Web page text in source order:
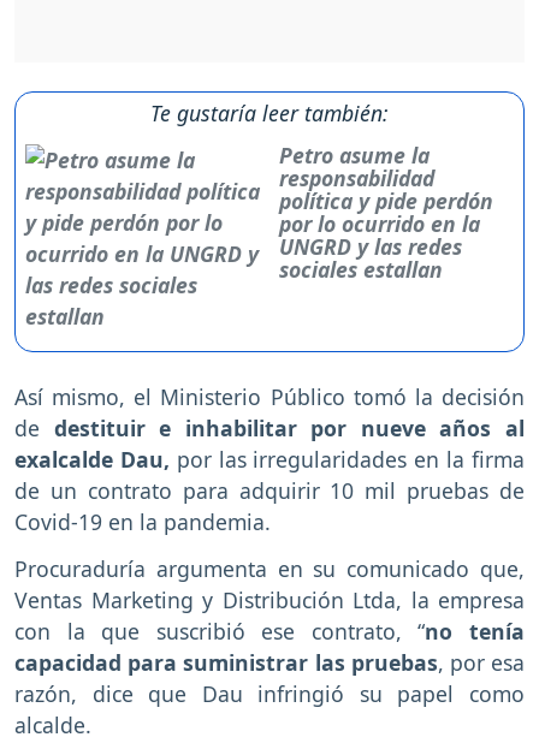
Te gustaría leer también:
Petro asume la
responsabilidad
política y pide perdón
por lo ocurrido en la
UNGRD y las redes
sociales estallan
Así mismo, el Ministerio Público tomó la decisión
de destituir e inhabilitar por nueve años al
exalcalde Dau, por las irregularidades en la firma
de un contrato para adquirir 10 mil pruebas de
Covid-19 en la pandemia.
Procuraduría argumenta en su comunicado que,
Ventas Marketing y Distribución Ltda, la empresa
con la que suscribió ese contrato, “no tenía
capacidad para suministrar las pruebas, por esa
razón, dice que Dau infringió su papel como
alcalde.